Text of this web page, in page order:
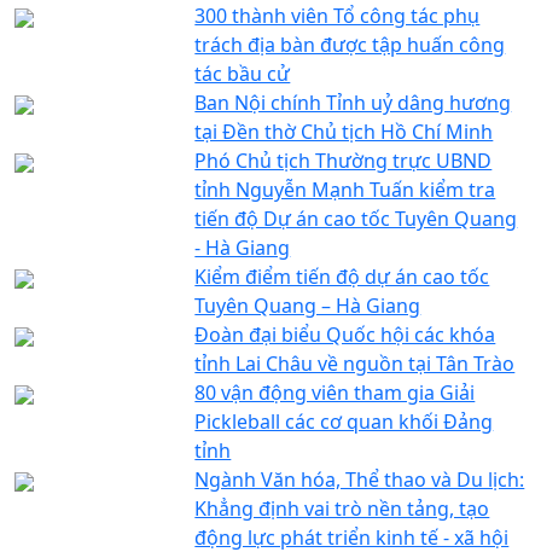
300 thành viên Tổ công tác phụ
trách địa bàn được tập huấn công
tác bầu cử
Ban Nội chính Tỉnh uỷ dâng hương
tại Đền thờ Chủ tịch Hồ Chí Minh
Phó Chủ tịch Thường trực UBND
tỉnh Nguyễn Mạnh Tuấn kiểm tra
tiến độ Dự án cao tốc Tuyên Quang
- Hà Giang
Kiểm điểm tiến độ dự án cao tốc
Tuyên Quang – Hà Giang
Đoàn đại biểu Quốc hội các khóa
tỉnh Lai Châu về nguồn tại Tân Trào
80 vận động viên tham gia Giải
Pickleball các cơ quan khối Đảng
tỉnh
Ngành Văn hóa, Thể thao và Du lịch:
Khẳng định vai trò nền tảng, tạo
động lực phát triển kinh tế - xã hội